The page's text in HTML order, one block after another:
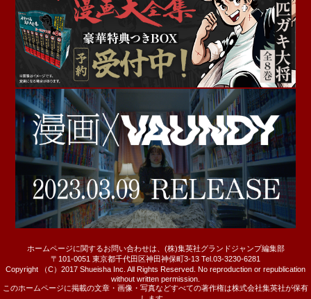
ホームページに関するお問い合わせは、(株)集英社グランドジャンプ編集部
〒101-0051 東京都千代田区神田神保町3-13 Tel.03-3230-6281
Copyright （C）2017 Shueisha Inc. All Rights Reserved. No reproduction or republication
without written permission.
このホームページに掲載の文章・画像・写真などすべての著作権は株式会社集英社が保有